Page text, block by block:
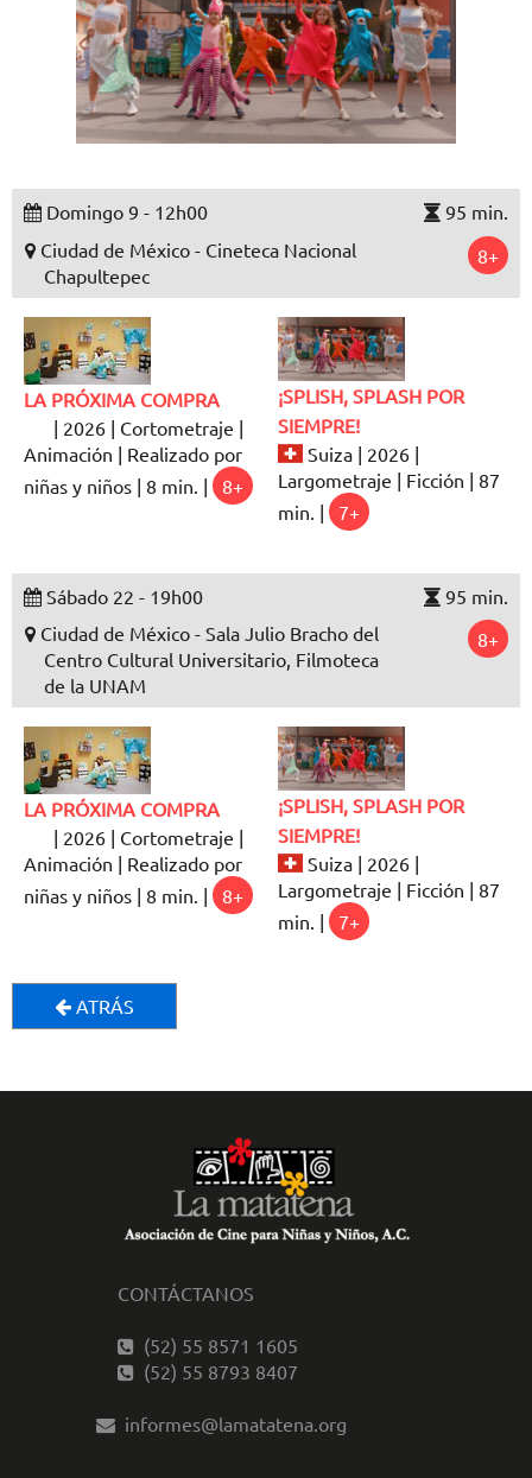
Domingo 9 - 12h00
95 min.
Ciudad de México - Cineteca Nacional
Chapultepec
8+
LA PRÓXIMA COMPRA
| 2026 | Cortometraje |
Animación | Realizado por
niñas y niños | 8 min. |
8+
¡SPLISH, SPLASH POR
SIEMPRE!
Suiza | 2026 |
Largometraje | Ficción | 87
min. |
7+
Sábado 22 - 19h00
95 min.
Ciudad de México - Sala Julio Bracho del
Centro Cultural Universitario, Filmoteca
de la UNAM
8+
LA PRÓXIMA COMPRA
| 2026 | Cortometraje |
Animación | Realizado por
niñas y niños | 8 min. |
8+
¡SPLISH, SPLASH POR
SIEMPRE!
Suiza | 2026 |
Largometraje | Ficción | 87
min. |
7+
ATRÁS
CONTÁCTANOS
(52) 55 8571 1605
(52) 55 8793 8407
informes@lamatatena.org